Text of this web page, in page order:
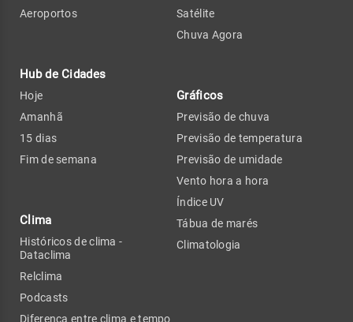
Aeroportos
Hub de Cidades
Hoje
Amanhã
15 dias
Fim de semana
Clima
Históricos de clima -
Dataclima
Relclima
Podcasts
Diferença entre clima e tempo
Satélite
Chuva Agora
Gráficos
Previsão de chuva
Previsão de temperatura
Previsão de umidade
Vento hora a hora
Índice UV
Tábua de marés
Climatologia